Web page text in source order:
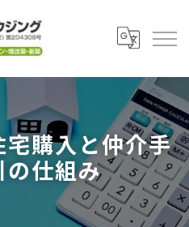
購入と仲介手
の仕組み